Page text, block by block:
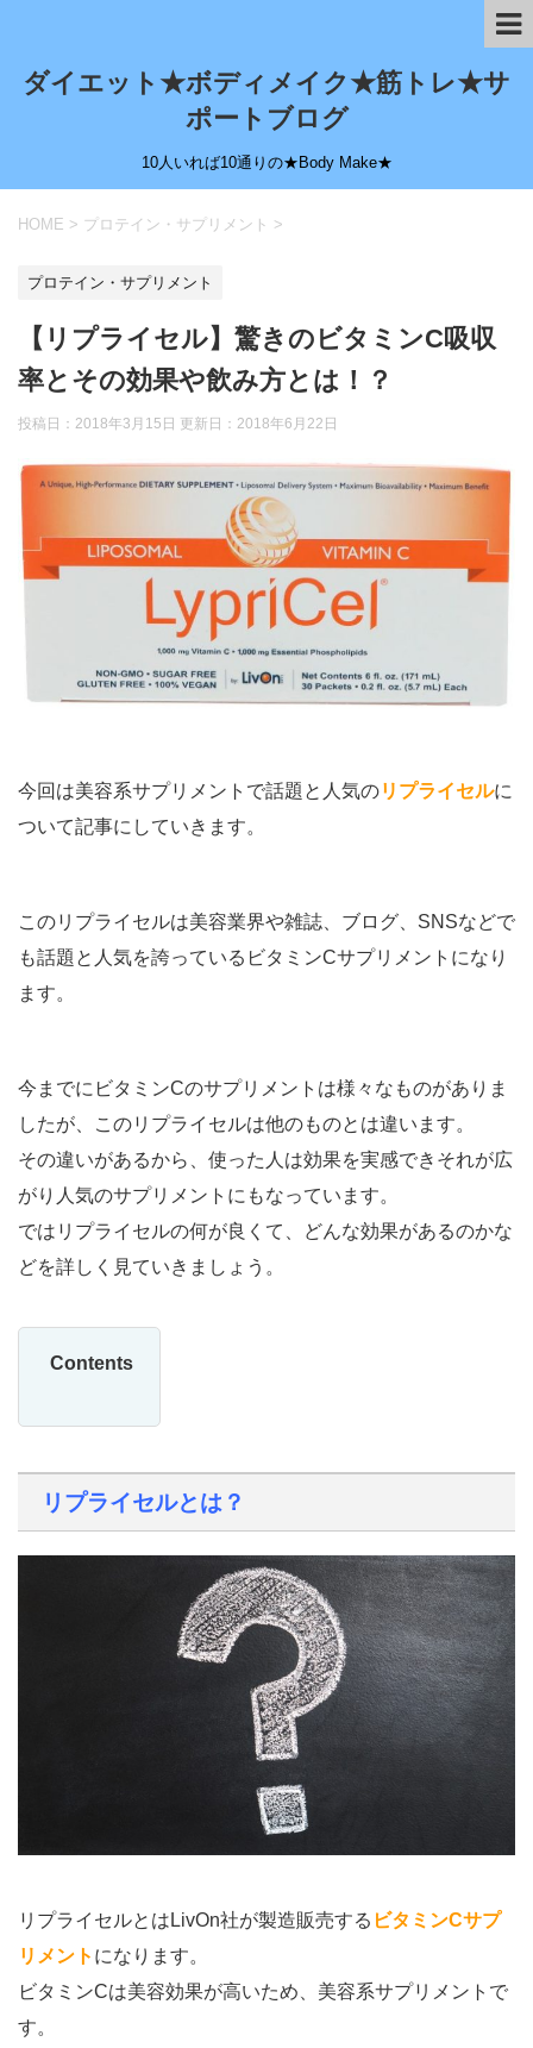
ダイエット★ボディメイク★筋トレ★サ
ポートブログ
10人いれば10通りの★Body Make★
HOME > プロテイン・サプリメント >
プロテイン・サプリメント
【リプライセル】驚きのビタミンC吸収
率とその効果や飲み方とは！？
投稿日：2018年3月15日 更新日： 2018年6月22日
今回は美容系サプリメントで話題と人気のリプライセルに
ついて記事にしていきます。
このリプライセルは美容業界や雑誌、ブログ、SNSなどで
も話題と人気を誇っているビタミンCサプリメントになり
ます。
今までにビタミンCのサプリメントは様々なものがありま
したが、このリプライセルは他のものとは違います。
その違いがあるから、使った人は効果を実感できそれが広
がり人気のサプリメントにもなっています。
ではリプライセルの何が良くて、どんな効果があるのかな
どを詳しく見ていきましょう。
Contents
リプライセルとは？
リプライセルとはLivOn社が製造販売する ビタミンCサプ
リメント になります。
ビタミンCは美容効果が高いため、美容系サプリメントで
す。